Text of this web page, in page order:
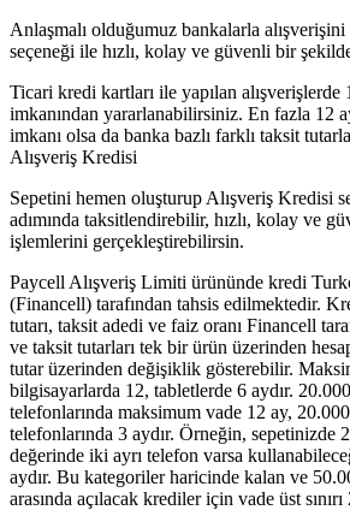
Anlaşmalı olduğumuz bankalarla
seçeneği ile hızlı, kolay ve güvenli bir
Ticari kredi kartları ile yapılan alışverişlerde
imkanından yararlanabilirsiniz. En fazla 12
imkanı olsa da banka bazlı farklı taksit
Alışveriş Kredisi
Sepetini hemen oluşturup Alışveriş Kredisi
adımında taksitlendirebilir, hızlı, kolay ve
işlemlerini gerçekleştirebilirsin.
Paycell Alışveriş Limiti ürününde kredi
(Financell) tarafından tahsis edilmektedir.
tutarı, taksit adedi ve faiz oranı Financell
ve taksit tutarları tek bir ürün üzerinden
tutar üzerinden değişiklik gösterebilir.
bilgisayarlarda 12, tabletlerde 6 aydır.
telefonlarında maksimum vade 12 ay,
telefonlarında 3 aydır. Örneğin,
değerinde iki ayrı telefon varsa
aydır. Bu kategoriler haricinde kalan ve
arasında açılacak krediler için vade üst sınırı